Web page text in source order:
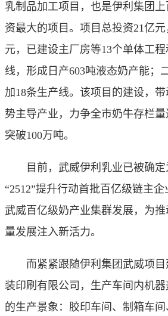
乳制品加工项目，也是伊利集团
资最大的项目。项目总投资21亿
元，已建设主厂房等13个单体工
线，形成日产603吨液态奶产能；
加18条生产线。该项目的建设，
势主导产业，力争全市奶牛存栏
突破100万吨。
目前，武威伊利乳业已被确定
“2512”提升行动首批百亿级链主
武威百亿级奶产业集群发展，为
量发展注入新活力。
而紧紧跟随伊利集团武威项目
装印刷有限公司，生产车间内机
的生产景象：胶印车间、制箱车